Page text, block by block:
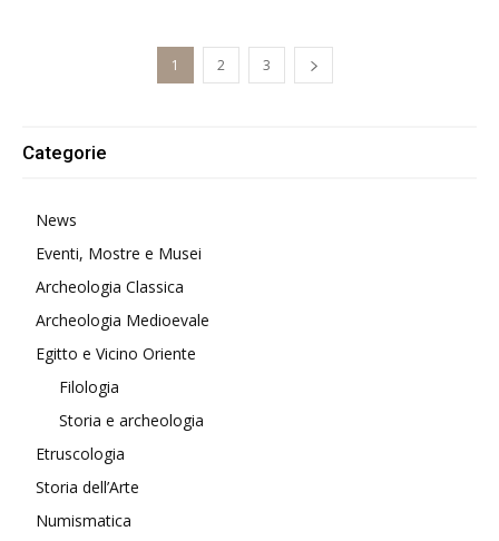
1 2 3
Categorie
News
Eventi, Mostre e Musei
Archeologia Classica
Archeologia Medioevale
Egitto e Vicino Oriente
Filologia
Storia e archeologia
Etruscologia
Storia dell’Arte
Numismatica